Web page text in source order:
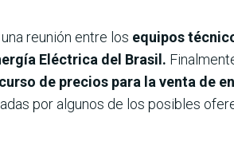
reunión entre los equipos
Eléctrica del Brasil.
de precios para la venta de
por algunos de los posibles